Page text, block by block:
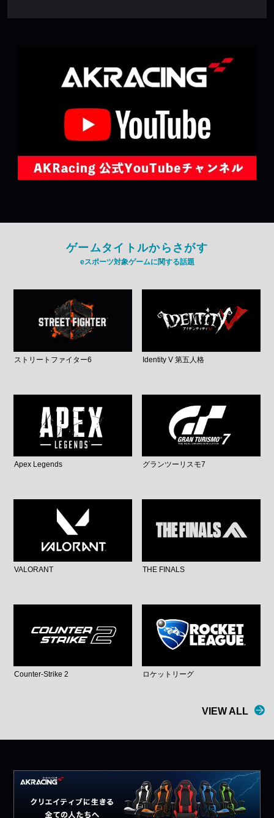
ゲームタイトルからさがす
eスポーツ対象ゲームに関する話題
ストリートファイター6 Identity V 第五人格
Apex Legends グランツーリスモ7
VALORANT THE FINALS
Counter-Strike 2 ロケットリーグ
VIEW ALL